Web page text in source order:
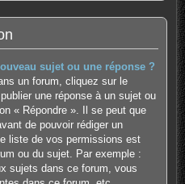
sujet ou une réponse ?
un forum, cliquez sur le
une réponse à un sujet ou
« Répondre ». Il se peut que
de pouvoir rédiger un
liste de vos permissions est
ou du sujet. Par exemple :
sujets dans ce forum, vous